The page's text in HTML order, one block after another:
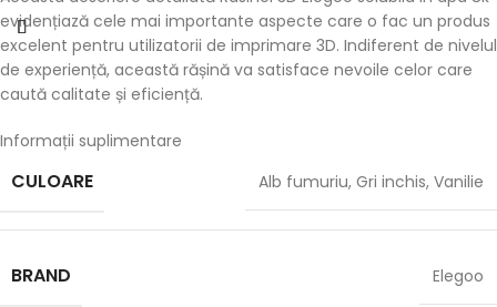
evidențiază cele mai importante aspecte care o fac un produs
excelent pentru utilizatorii de imprimare 3D. Indiferent de nivelul
de experiență, această rășină va satisface nevoile celor care
caută calitate și eficiență.
Informații suplimentare
CULOARE Alb fumuriu, Gri inchis, Vanilie
BRAND
Elegoo